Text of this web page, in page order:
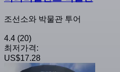
조선소와 박물관 투어
4.4 (20)
최저가격:
US$17.28